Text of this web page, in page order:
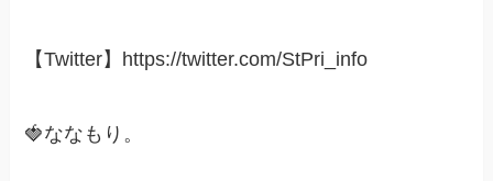
【Twitter】https://twitter.com/StPri_info
🍓ななもり。